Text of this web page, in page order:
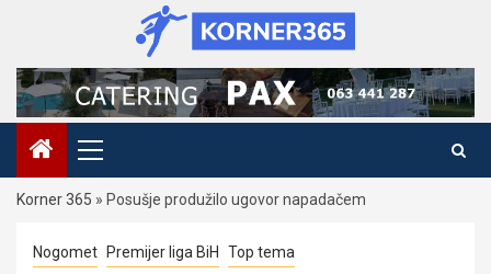
content
Primary
Menu
Korner 365 » Posušje produžilo ugovor napadačem
Nogomet Premijer liga BiH Top tema